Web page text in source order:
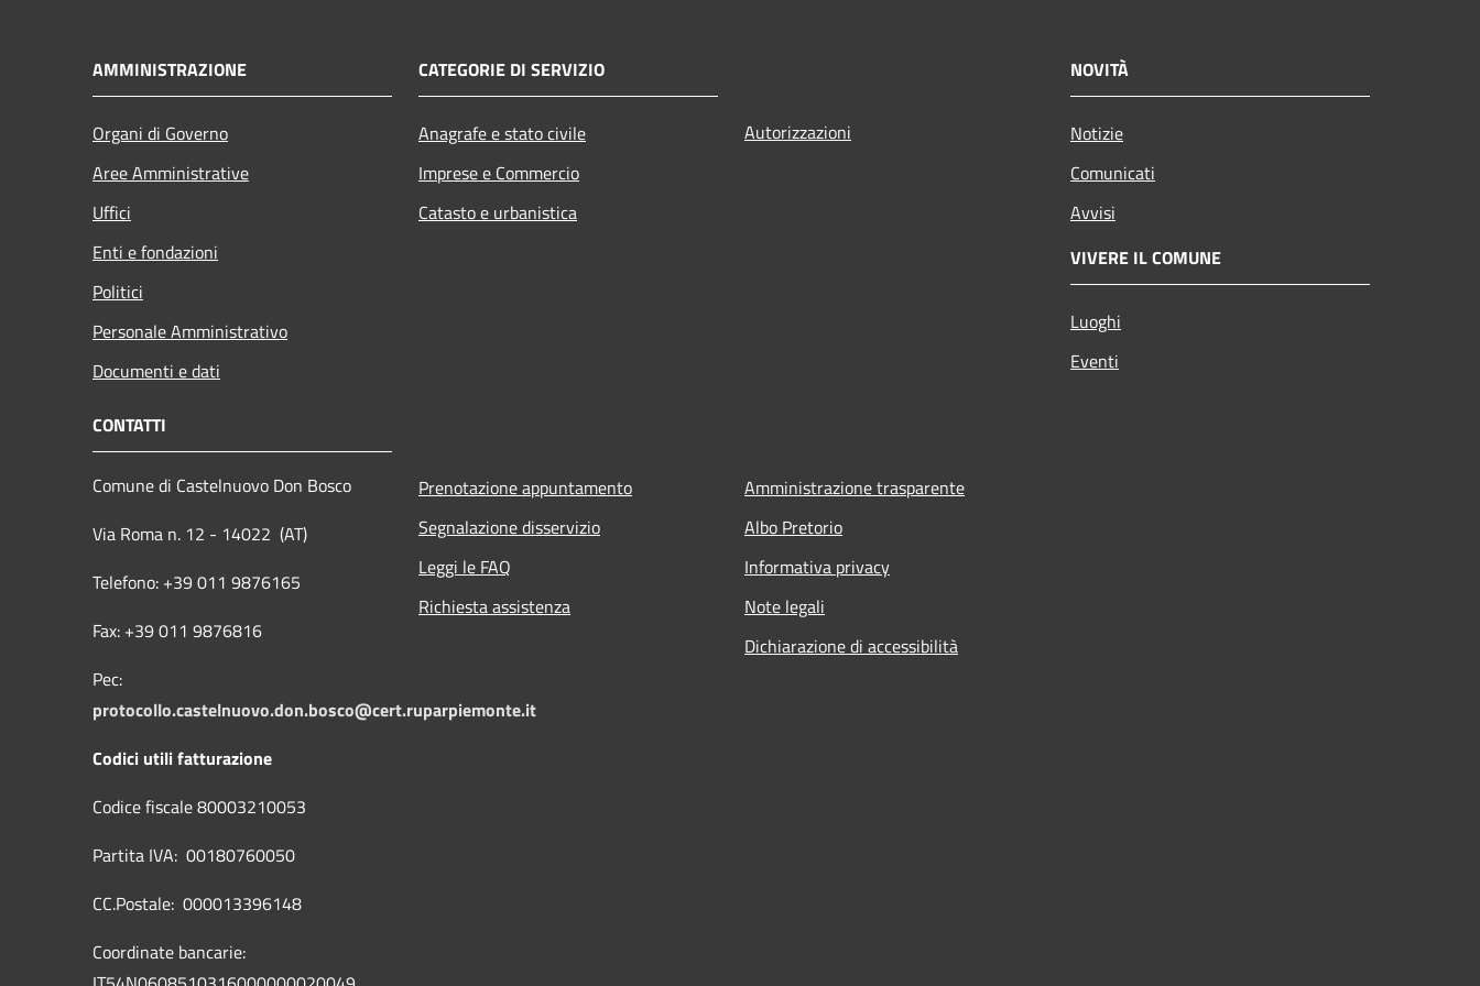
AMMINISTRAZIONE
Organi di Governo
Aree Amministrative
Uffici
Enti e fondazioni
Politici
Personale Amministrativo
Documenti e dati
CATEGORIE DI SERVIZIO
Anagrafe e stato civile
Imprese e Commercio
Catasto e urbanistica
Autorizzazioni
NOVITÀ
Notizie
Comunicati
Avvisi
VIVERE IL COMUNE
Luoghi
Eventi
CONTATTI
Comune di Castelnuovo Don Bosco
Via Roma n. 12 - 14022 (AT)
Telefono: +39 011 9876165
Fax: +39 011 9876816
Pec:
protocollo.castelnuovo.don.bosco@cert.ruparpiemonte.it
Codici utili fatturazione
Codice fiscale 80003210053
Partita IVA: 00180760050
CC.Postale: 000013396148
Coordinate bancarie:
Prenotazione appuntamento
Segnalazione disservizio
Leggi le FAQ
Richiesta assistenza
Amministrazione trasparente
Albo Pretorio
Informativa privacy
Note legali
Dichiarazione di accessibilità